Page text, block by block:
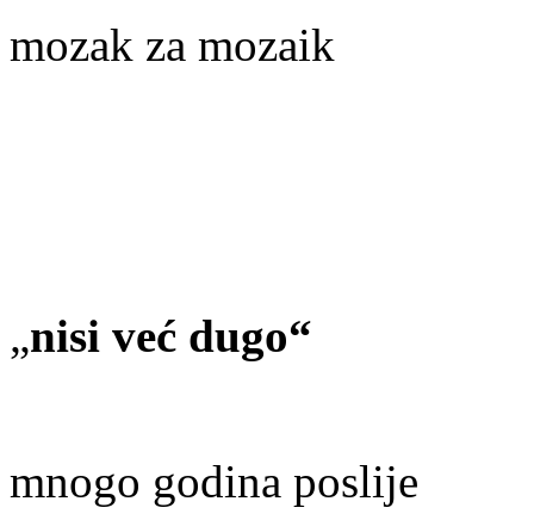
mozak za mozaik
„nisi već dugo“
mnogo godina poslije